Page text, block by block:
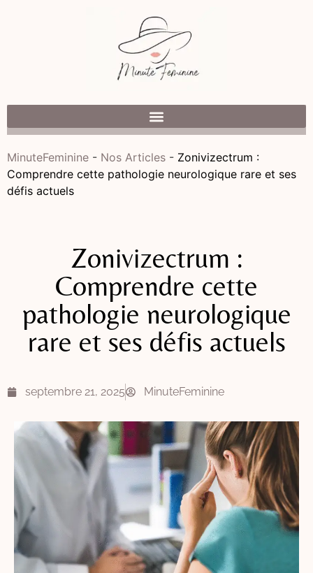
MinuteFeminine - Nos Articles - Zonivizectrum :
Comprendre cette pathologie neurologique rare et ses
défis actuels
Zonivizectrum :
Comprendre cette
pathologie neurologique
rare et ses défis actuels
septembre 21, 2025 MinuteFeminine